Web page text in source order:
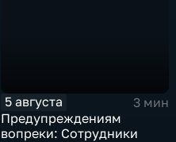
5 августа
3 мин
Предупреждениям
вопреки: Сотрудники